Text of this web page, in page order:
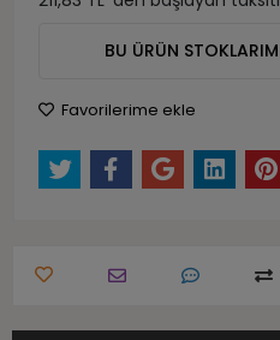
BU ÜRÜN
Favorilerime ekle